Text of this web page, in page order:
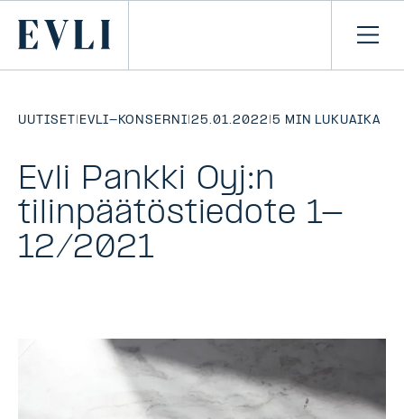
Primary
Avaa
UUTISET | EVLI-KONSERNI|25.01.2022 |5 MIN LUKUAIKA
Evli Pankki Oyj:n
tilinpäätöstiedote 1-
12/2021